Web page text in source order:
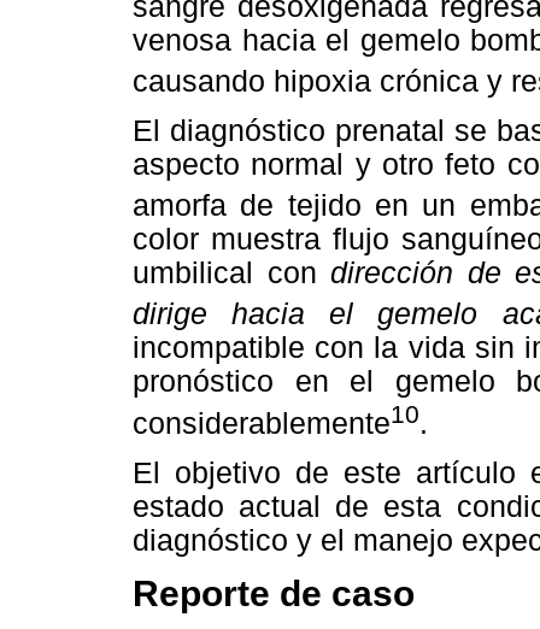
venosa hacia el gemelo
causando hipoxia crónica y
El diagnóstico prenatal se
aspecto normal y otro feto
amorfa de tejido en un
color muestra flujo
umbilical condirección de
dirige hacia el gemelo
incompatible con la vida sin
pronóstico en el gemelo
considerablemente10.
El objetivo de este artículo
estado actual de esta
diagnóstico y el manejo
Reporte de caso